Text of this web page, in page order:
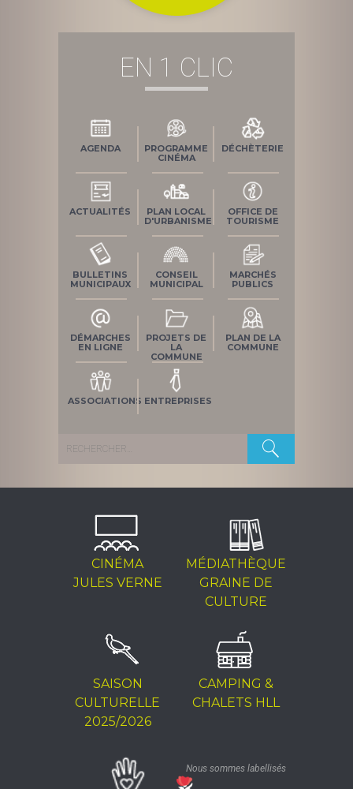
EN 1 CLIC
AGENDA
PROGRAMME
CINÉMA
DÉCHÈTERIE
ACTUALITÉS
PLAN LOCAL
D'URBANISME
OFFICE DE
TOURISME
BULLETINS
MUNICIPAUX
CONSEIL
MUNICIPAL
MARCHÉS
PUBLICS
DÉMARCHES
EN LIGNE
PROJETS DE
LA
COMMUNE
PLAN DE LA
COMMUNE
ASSOCIATIONS ENTREPRISES
Rechercher :
CINÉMA
JULES VERNE
MÉDIATHÈQUE
GRAINE DE
CULTURE
SAISON
CULTURELLE
2025/2026
CAMPING &
CHALETS HLL
Nous sommes labellisés